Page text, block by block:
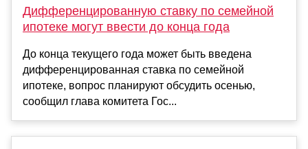
Дифференцированную ставку по семейной
ипотеке могут ввести до конца года
До конца текущего года может быть введена
дифференцированная ставка по семейной
ипотеке, вопрос планируют обсудить осенью,
сообщил глава комитета Гос...